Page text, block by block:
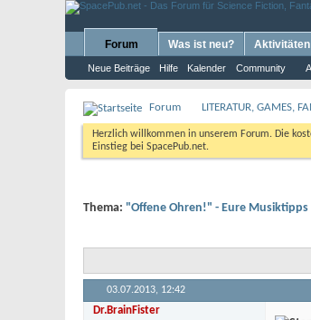
Forum
Neue Beiträge Hilfe Kalender Community
Was ist neu? Aktivitäten
Forum LITERATUR, GAMES,
Herzlich willkommen in unserem Forum. Die
Einstieg bei SpacePub.net.
Thema: "Offene Ohren!" - Eure Musiktipps
03.07.2013, 12:42
Dr.BrainFister